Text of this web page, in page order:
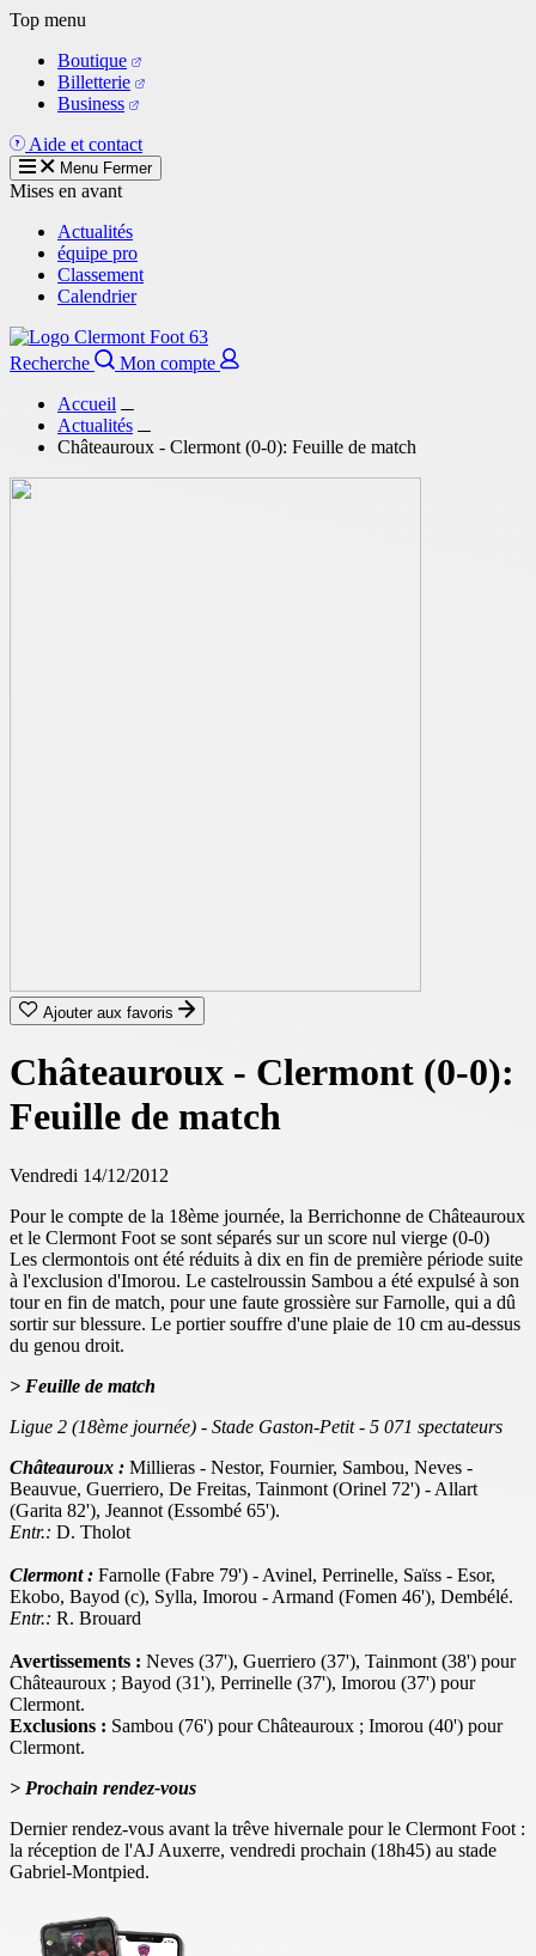
Aller
contenu
principal
Top menu
Boutique
Billetterie
Business
Aide et contact
Menu Fermer
Mises en avant
Actualités
équipe pro
Classement
Calendrier
Recherche
Mon compte
Accueil
Actualités
Châteauroux - Clermont (0-0): Feuille de match
Ajouter aux favoris
Châteauroux - Clermont (0-0):
Feuille de match
Vendredi 14/12/2012
Pour le compte de la 18ème journée, la Berrichonne de Châteauroux
et le Clermont Foot se sont séparés sur un score nul vierge (0-0)
Les clermontois ont été réduits à dix en fin de première période suite
à l'exclusion d'Imorou. Le castelroussin Sambou a été expulsé à son
touren fin de match, pour une faute grossière sur Farnolle, qui a dû
sortir sur blessure. Le portier souffre d'une plaie de 10 cm au-dessus
du genou droit.
> Feuille de match
Ligue 2 (18ème journée) - Stade Gaston-Petit - 5 071 spectateurs
Châteauroux : Millieras - Nestor, Fournier, Sambou, Neves -
Beauvue, Guerriero, De Freitas, Tainmont (Orinel 72') - Allart
(Garita 82'), Jeannot (Essombé 65').
Entr.: D. Tholot
Clermont : Farnolle (Fabre 79') - Avinel, Perrinelle, Saïss - Esor,
Ekobo, Bayod (c), Sylla, Imorou - Armand (Fomen 46'), Dembélé.
Entr.: R. Brouard
Avertissements : Neves (37'), Guerriero (37'), Tainmont (38') pour
Châteauroux ; Bayod (31'), Perrinelle (37'), Imorou (37') pour
Clermont.
Exclusions : Sambou (76') pour Châteauroux ; Imorou (40') pour
Clermont.
> Prochain rendez-vous
Dernier rendez-vous avant la trêve hivernale pour le Clermont Foot :
la réception de l'AJ Auxerre, vendredi prochain (18h45) au stade
Gabriel-Montpied.